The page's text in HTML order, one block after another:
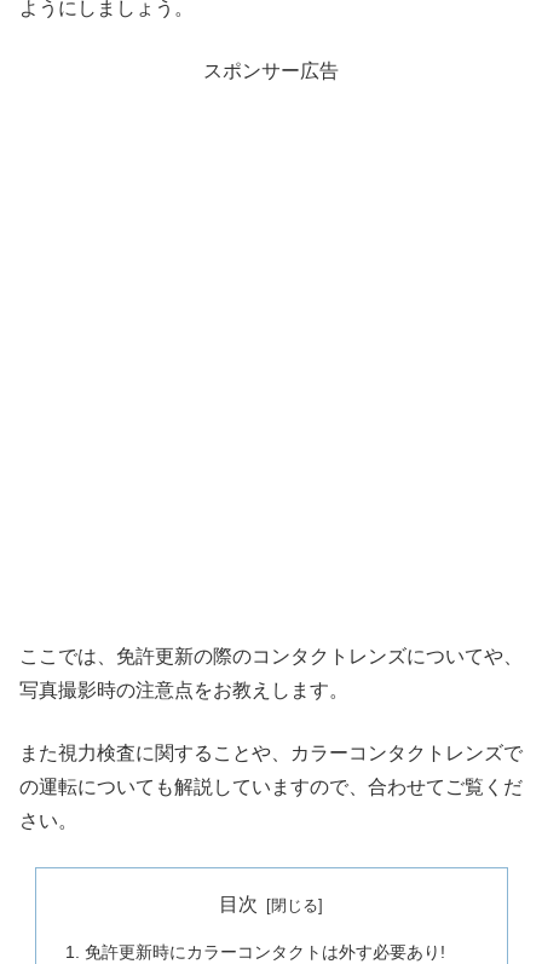
ようにしましょう。
スポンサー広告
ここでは、免許更新の際のコンタクトレンズについてや、
写真撮影時の注意点をお教えします。
また視力検査に関することや、カラーコンタクトレンズで
の運転についても解説していますので、合わせてご覧くだ
さい。
目次
免許更新時にカラーコンタクトは外す必要あり!